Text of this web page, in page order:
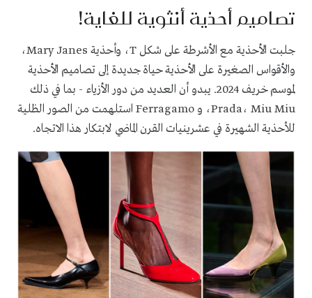
تصاميم أحذية أنثوية للغاية!
جلبت الأحذية مع الأشرطة على شكل T، وأحذية Mary Janes،
والأقواس الصغيرة على الأحذية حياة جديدة إلى تصاميم الأحذية
لموسم خريف 2024. يبدو أن العديد من دور الأزياء - بما في ذلك
Prada، Miu Miu، و Ferragamo استلهمت من الصور الظلية
للأحذية الشهيرة في عشرينيات القرن الماضي لابتكار هذا الاتجاه.